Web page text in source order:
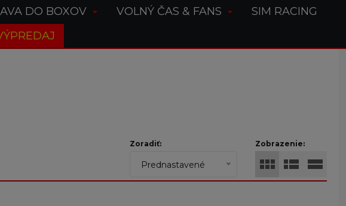
DO BOXOV VOLNÝ ČAS & FANS
SIM RACING
Zobrazenie:
Zoradiť:
Prednastavené